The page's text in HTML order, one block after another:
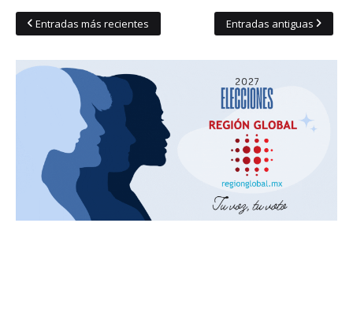
Entradas más recientes Entradas antiguas